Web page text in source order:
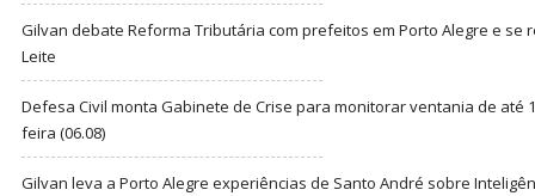
Gilvan debate Reforma Tributária com prefeitos em Porto Alegre e se
Leite
Defesa Civil monta Gabinete de Crise para monitorar ventania de até
feira (06.08)
Gilvan leva a Porto Alegre experiências de Santo André sobre